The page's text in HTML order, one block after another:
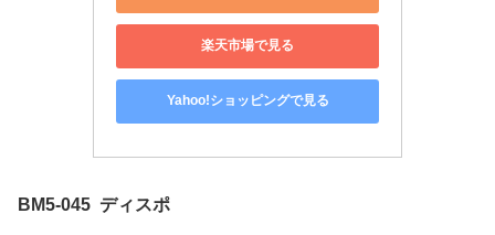
楽天市場で見る
Yahoo!ショッピングで見る
BM5-045 ディスポ